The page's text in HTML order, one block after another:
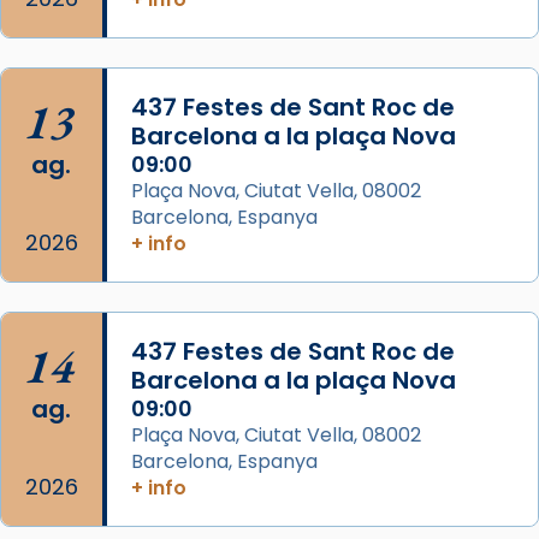
2 weeks ago
Aquest dilluns, 27 de juliol, ha tingut lloc la
missa d’acció de gràcies en agraïment al
comitè organitzador de la visita apostòlica
del Sant Pare Lleó XIV a Barcelona, i als
col·laboradors, a la Catedral de Barcelona.
L’arquebisbe de Barcelona, el cardenal Joan
📸 Dr. G. Simón
Photo
View on Facebook · Share
13
ag.
2026
437 Festes de Sant Roc de
Barcelona a la plaça Nova
09:00
Plaça Nova, Ciutat Vella, 08002
Barcelona, Espanya
+ info
14
ag.
2026
437 Festes de Sant Roc de
Barcelona a la plaça Nova
09:00
Plaça Nova, Ciutat Vella, 08002
Barcelona, Espanya
+ info